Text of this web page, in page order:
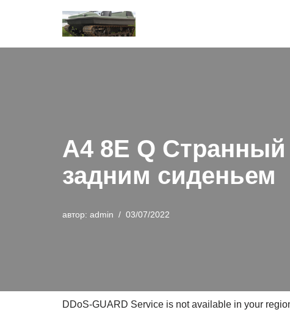
к
А4 8Е Q
задним сиденьем
автор: admin 03/07/2022
DDoS-GUARD Service is not available in your